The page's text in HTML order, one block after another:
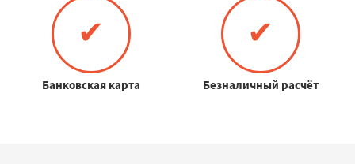
✔
Банковская карта
✔
Безналичный расчёт